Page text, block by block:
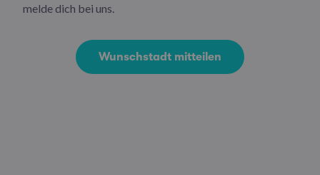
melde dich bei uns.
Wunschstadt mitteilen